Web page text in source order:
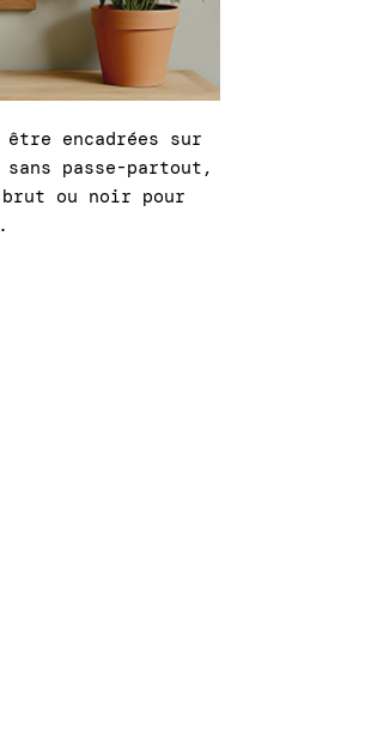
être encadrées sur
passe-partout,
brut ou noir pour